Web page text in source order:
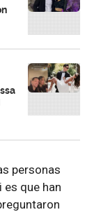
personas
que han